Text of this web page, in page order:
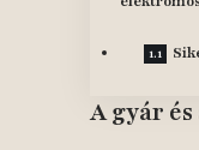
A gyár